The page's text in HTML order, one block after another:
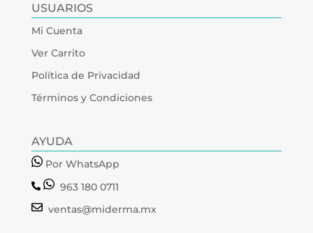
USUARIOS
Mi Cuenta
Ver Carrito
Política de Privacidad
Términos y Condiciones
AYUDA
Por WhatsApp
963 180 0711
ventas@miderma.mx